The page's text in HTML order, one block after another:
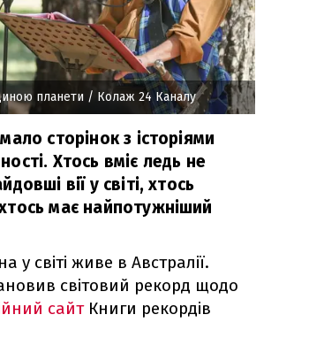
планети / Колаж 24 Каналу
сторінок з історіями
Хтось вміє ледь не
вії у світі, хтось
має найпотужніший
світі живе в Австралії.
світовий рекорд щодо
сайтКниги рекордів